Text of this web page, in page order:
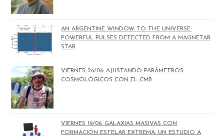
AN ARGENTINE WINDOW TO THE UNIVERSE:
POWERFUL PULSES DETECTED FROM A MAGNETAR
STAR
VIERNES 26/06: AJUSTANDO PARÁMETROS
COSMOLÓGICOS CON EL CMB
VIERNES 19/06: GALAXIAS MASIVAS CON
FORMACIÓN ESTELAR EXTREMA. UN ESTUDIO A